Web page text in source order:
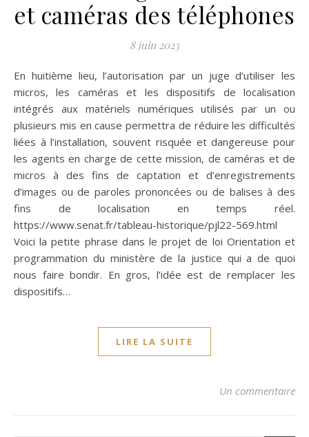
et caméras des téléphones
8 juin 2023
En huitième lieu, l’autorisation par un juge d’utiliser les
micros, les caméras et les dispositifs de localisation
intégrés aux matériels numériques utilisés par un ou
plusieurs mis en cause permettra de réduire les difficultés
liées à l’installation, souvent risquée et dangereuse pour
les agents en charge de cette mission, de caméras et de
micros à des fins de captation et d’enregistrements
d’images ou de paroles prononcées ou de balises à des
fins de localisation en temps réel.
https://www.senat.fr/tableau-historique/pjl22-569.html
Voici la petite phrase dans le projet de loi Orientation et
programmation du ministère de la justice qui a de quoi
nous faire bondir. En gros, l’idée est de remplacer les
dispositifs…
LIRE LA SUITE
Un commentaire